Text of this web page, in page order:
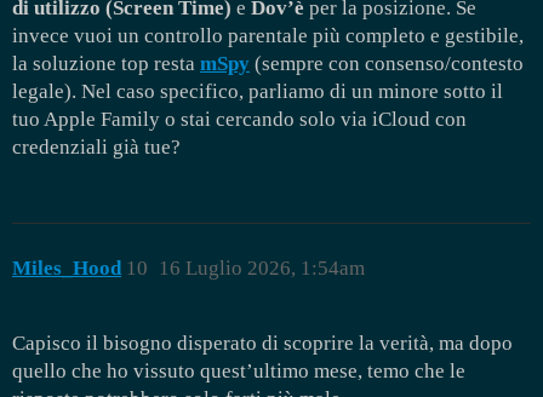
di utilizzo (Screen Time) e Dov’è per la posizione. Se
invece vuoi un controllo parentale più completo e gestibile,
la soluzione top resta mSpy (sempre con consenso/contesto
legale). Nel caso specifico, parliamo di un minore sotto il
tuo Apple Family o stai cercando solo via iCloud con
credenziali già tue?
Miles_Hood 16 Luglio 2026, 1:54am
10
Capisco il bisogno disperato di scoprire la verità, ma dopo
quello che ho vissuto quest’ultimo mese, temo che le